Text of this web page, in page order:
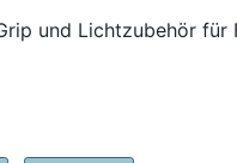
und Lichtzubehör